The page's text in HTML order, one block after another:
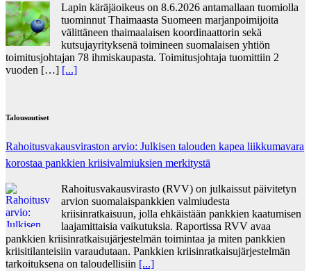
Lapin käräjäoikeus on 8.6.2026 antamallaan tuomiolla
tuominnut Thaimaasta Suomeen marjanpoimijoita
välittäneen thaimaalaisen koordinaattorin sekä
kutsujayrityksenä toimineen suomalaisen yhtiön
toimitusjohtajan 78 ihmiskaupasta. Toimitusjohtaja tuomittiin 2
vuoden […] [...]
Talousuutiset
Rahoitusvakausviraston arvio: Julkisen talouden kapea liikkumavara
korostaa pankkien kriisivalmiuksien merkitystä
Rahoitusvakausvirasto (RVV) on julkaissut päivitetyn
arvion suomalaispankkien valmiudesta
kriisinratkaisuun, jolla ehkäistään pankkien kaatumisen
laajamittaisia vaikutuksia. Raportissa RVV avaa
pankkien kriisinratkaisujärjestelmän toimintaa ja miten pankkien
kriisitilanteisiin varaudutaan. Pankkien kriisinratkaisujärjestelmän
tarkoituksena on taloudellisiin [...]